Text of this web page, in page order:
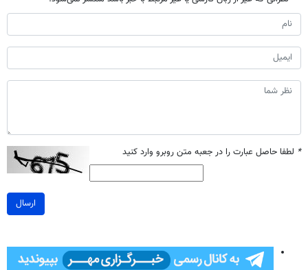
* لطفا حاصل عبارت را در جعبه متن روبرو وارد کنید
ارسال